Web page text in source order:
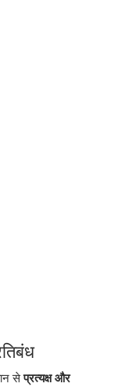
सेप्रत्यक्ष और